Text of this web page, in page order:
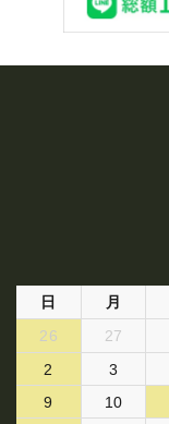
日 月
26
27
2
3
9
10